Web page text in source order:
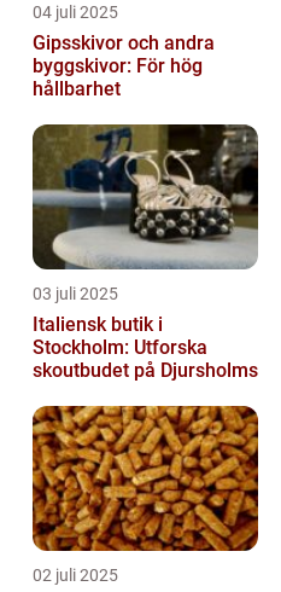
04 juli 2025
Gipsskivor och andra
byggskivor: För hög
hållbarhet
03 juli 2025
Italiensk butik i
Stockholm: Utforska
skoutbudet på Djursholms
02 juli 2025